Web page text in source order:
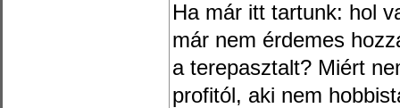
Ha már itt tartunk: hol
már nem érdemes
a terepasztalt? Miért
profitól, aki nem